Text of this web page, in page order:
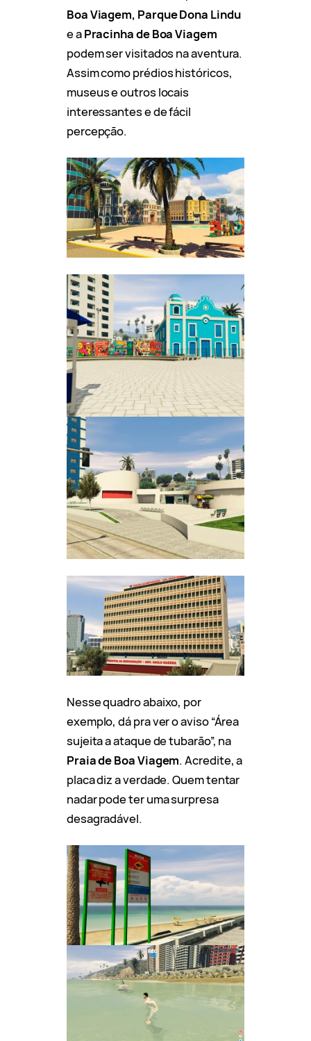
Boa Viagem, Parque Dona Lindu
e aPracinha de Boa Viagem
podem ser visitados na aventura.
Assim como prédios históricos,
museus e outros locais
interessantes e de fácil
percepção.
Nesse quadro abaixo, por
exemplo, dá pra ver o aviso “Área
sujeita a ataque de tubarão”, na
Praia de Boa Viagem. Acredite, a
placa diz a verdade. Quem tentar
nadar pode ter uma surpresa
desagradável.